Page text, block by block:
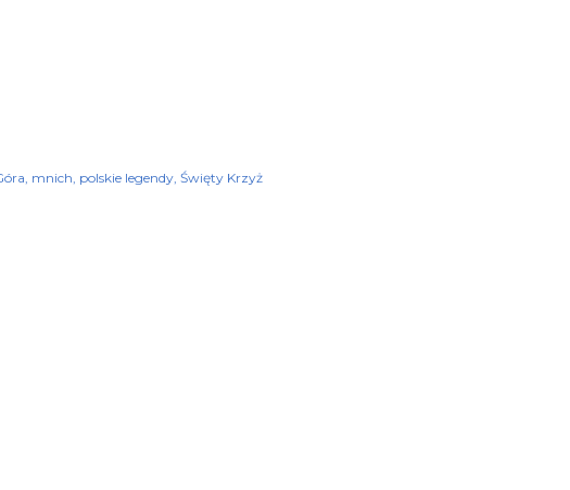
mnich polskie legendy Święty Krzyż